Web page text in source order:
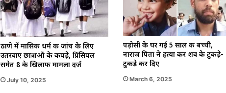
ठाणे में मासिक धर्म की जांच के लिए
उतरवाए छात्राओं के कपड़े, प्रिंसिपल
समेत 8 के खिलाफ मामला दर्ज
July 10, 2025
पड़ोसी के घर गई 5 साल की बच्ची,
नाराज पिता ने हत्या कर शव के टुकड़े-
टुकड़े कर दिए
March 6, 2025